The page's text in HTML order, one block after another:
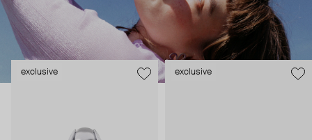
Украшения Earworm для тех, кто не выбирает между мыслить
и чувствовать.
exclusive exclusive